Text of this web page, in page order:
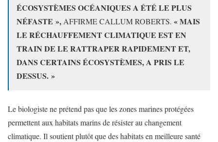
ÉCOSYSTÈMES OCÉANIQUES A ÉTÉ LE PLUS
NÉFASTE », AFFIRME CALLUM ROBERTS. « MAIS
LE RÉCHAUFFEMENT CLIMATIQUE EST EN
TRAIN DE LE RATTRAPER RAPIDEMENT ET,
DANS CERTAINS ÉCOSYSTÈMES, A PRIS LE
DESSUS. »
Le biologiste ne prétend pas que les zones marines protégées
permettent aux habitats marins de résister au changement
climatique. Il soutient plutôt que des habitats en meilleure santé